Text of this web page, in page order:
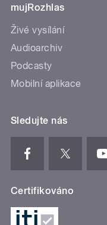
mujRozhlas
Živé vysílání
Audioarchiv
Podcasty
Mobilní aplikace
Sledujte nás
Certifikováno